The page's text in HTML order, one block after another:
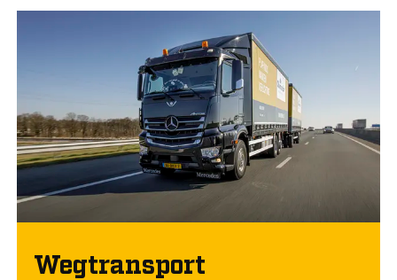
Wegtransport